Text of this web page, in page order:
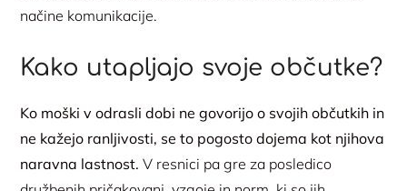
načine komunikacije.
Kako utapljajo svoje občutke?
Ko moški v odrasli dobi ne govorijo o svojih občutkih in
ne kažejo ranljivosti, se to pogosto dojema kot njihova
naravna lastnost. V resnici pa gre za posledico